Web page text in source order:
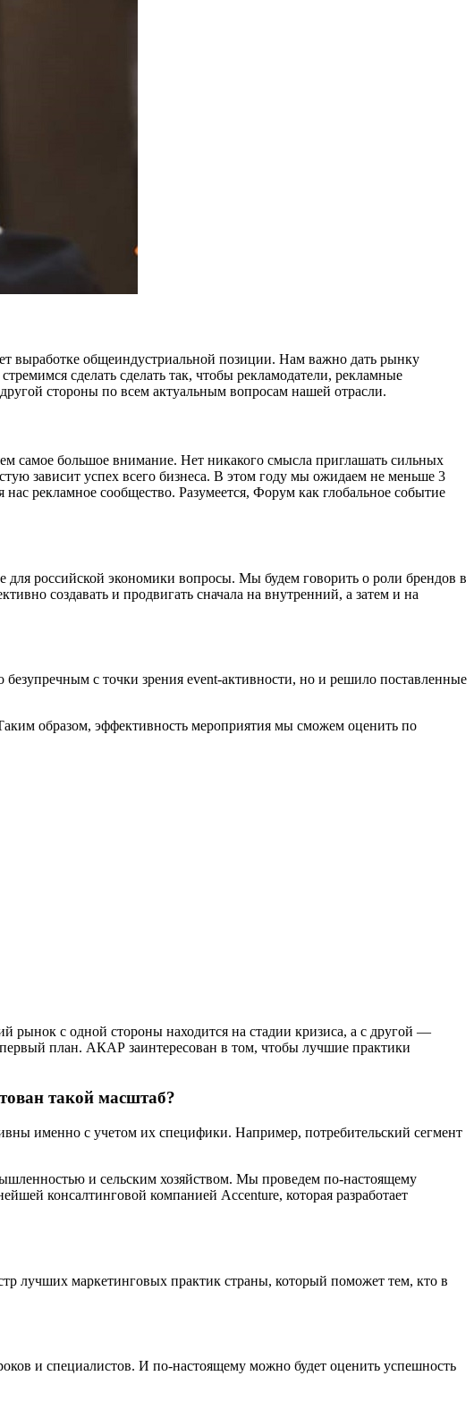
выработке общеиндустриальной позиции. Нам важно дать рынку
сделать сделать так, чтобы рекламодатели, рекламные
стороны по всем актуальным вопросам нашей отрасли.
самое большое внимание. Нет никакого смысла приглашать сильных
зависит успех всего бизнеса. В этом году мы ожидаем не меньше 3
рекламное сообщество. Разумеется, Форум как глобальное событие
для российской экономики вопросы. Мы будем говорить о роли брендов в
создавать и продвигать сначала на внутренний, а затем и на
с точки зрения event-активности, но и решило поставленные
образом, эффективность мероприятия мы сможем оценить по
рынок с одной стороны находится на стадии кризиса, а с другой —
план. АКАР заинтересован в том, чтобы лучшие практики
такой масштаб?
именно с учетом их специфики. Например, потребительский сегмент
и сельским хозяйством. Мы проведем по-настоящему
консалтинговой компанией Accenture, которая разработает
лучших маркетинговых практик страны, который поможет тем, кто в
и специалистов. И по-настоящему можно будет оценить успешность